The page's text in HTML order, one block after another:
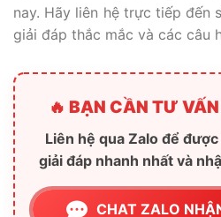
nay. Hãy liên hệ trực tiếp đến
giải đáp thắc mắc và các câu
🔥 BẠN CẦN TƯ
Liên hệ qua Zalo để
giải đáp nhanh nhất và
CHAT ZALO